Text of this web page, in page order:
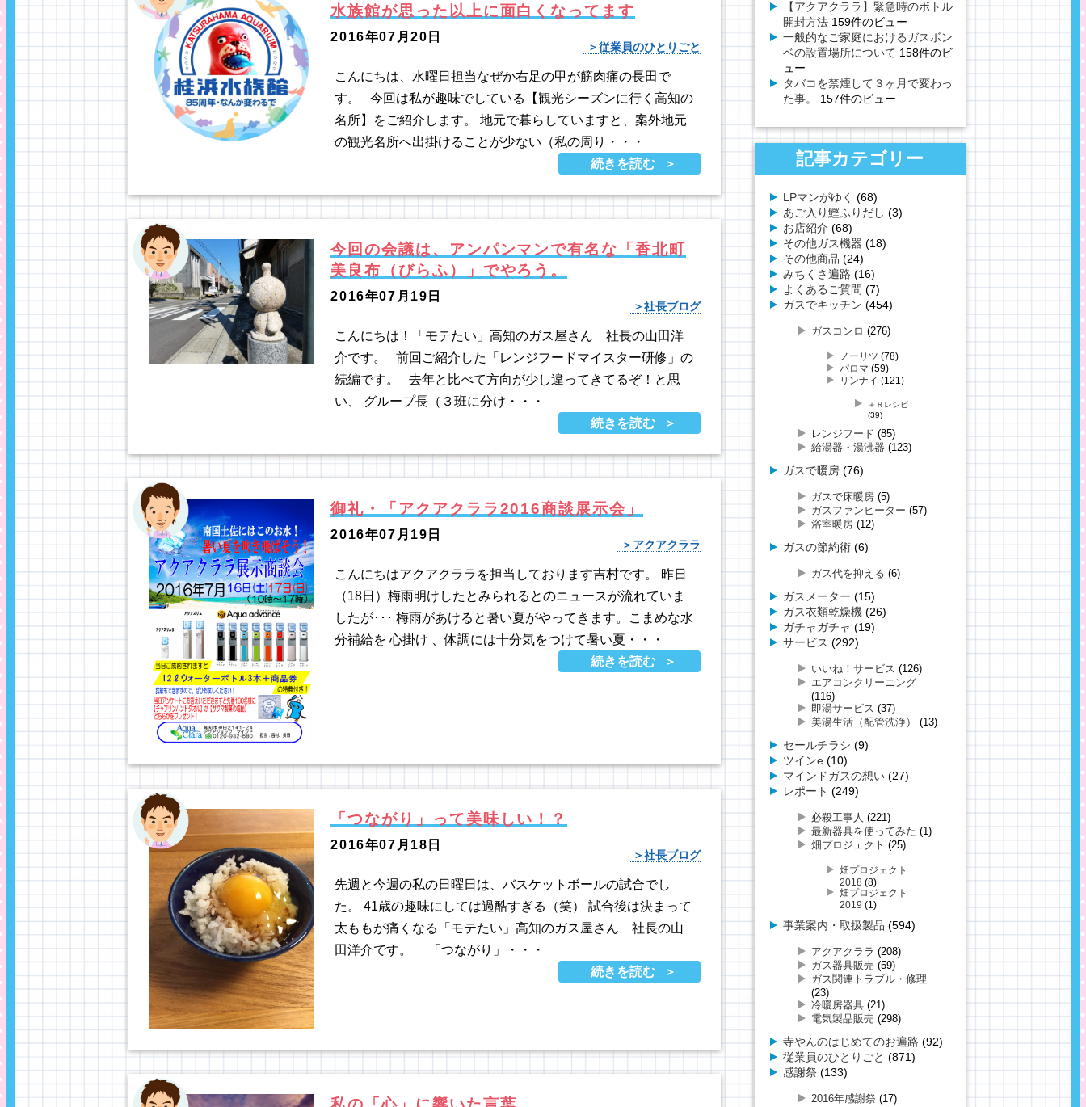
水族館が思った以上に面白くなってます
2016年07月20日
従業員のひとりごと
こんにちは、水曜日担当なぜか右足の甲が筋肉痛の長田で
す。 今回は私が趣味でしている【観光シーズンに行く高知の
名所】をご紹介します。 地元で暮らしていますと、案外地元
の観光名所へ出掛けることが少ない（私の周り・・・
続きを読む
今回の会議は、アンパンマンで有名な「香北町
美良布（びらふ）」でやろう。
2016年07月19日
社長ブログ
こんにちは！「モテたい」高知のガス屋さん 社長の山田洋
介です。 前回ご紹介した「レンジフードマイスター研修」の
続編です。 去年と比べて方向が少し違ってきてるぞ！と思
い、 グループ長（３班に分け・・・
続きを読む
御礼・「アクアクララ2016商談展示会」
2016年07月19日
アクアクララ
こんにちはアクアクララを担当しております吉村です。 昨日
（18日）梅雨明けしたとみられるとのニュースが流れていま
したが･･･ 梅雨があけると暑い夏がやってきます。こまめな水
分補給を 心掛け 、体調には十分気をつけて暑い夏・・・
続きを読む
「つながり」って美味しい！？
2016年07月18日
社長ブログ
先週と今週の私の日曜日は、バスケットボールの試合でし
た。 41歳の趣味にしては過酷すぎる（笑） 試合後は決まって
太ももが痛くなる「モテたい」高知のガス屋さん 社長の山
田洋介です。 「つながり」・・・
続きを読む
【アクアクララ】緊急時のボトル
開封方法 159件のビュー
一般的なご家庭におけるガスボン
ベの設置場所について 158件のビ
ュー
タバコを禁煙して３ヶ月で変わっ
た事。
157件のビュー
記事カテゴリー
LPマンがゆく (68)
あご入り鰹ふりだし (3)
お店紹介 (68)
その他ガス機器 (18)
その他商品 (24)
みちくさ遍路 (16)
よくあるご質問 (7)
ガスでキッチン (454)
ガスコンロ (276)
ノーリツ (78)
パロマ (59)
リンナイ (121)
＋Ｒレシピ
(39)
レンジフード (85)
給湯器・湯沸器 (123)
ガスで暖房(76)
ガスで床暖房(5)
ガスファンヒーター (57)
浴室暖房(12)
ガスの節約術(6)
ガス代を抑える (6)
ガスメーター (15)
ガス衣類乾燥機(26)
ガチャガチャ (19)
サービス (292)
いいね！サービス (126)
エアコンクリーニング
(116)
即湯サービス (37)
美湯生活（配管洗浄）
(13)
セールチラシ (9)
ツインe(10)
マインドガスの想い(27)
レポート (249)
必殺工事人 (221)
最新器具を使ってみた (1)
畑プロジェクト (25)
畑プロジェクト
2018(8)
畑プロジェクト
2019 (1)
事業案内・取扱製品 (594)
アクアクララ (208)
ガス器具販売 (59)
ガス関連トラブル・修理
(23)
冷暖房器具(21)
電気製品販売 (298)
寺やんのはじめてのお遍路 (92)
従業員のひとりごと (871)
感謝祭 (133)
2016年感謝祭 (17)